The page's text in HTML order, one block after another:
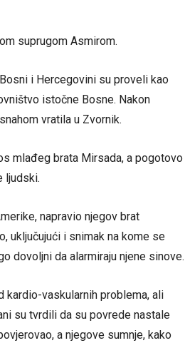
suprugom Asmirom.
i Hercegovini su proveli kao
istočne Bosne. Nakon
vratila u Zvornik.
mlađeg brata Mirsada, a pogotovo
ljudski.
napravio njegov brat
uključujući i snimak na kome se
dovoljni da alarmiraju njene sinove.
kardio-vaskularnih problema, ali
su tvrdili da su povrede nastale
a njegove sumnje, kako